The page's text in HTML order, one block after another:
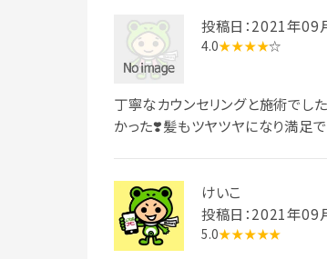
投稿日：2021年09
4.0★★★★☆
丁寧なカウンセリングと施術でし
かった❣️髪もツヤツヤになり満足で
けいこ
投稿日：2021年09
5.0★★★★★